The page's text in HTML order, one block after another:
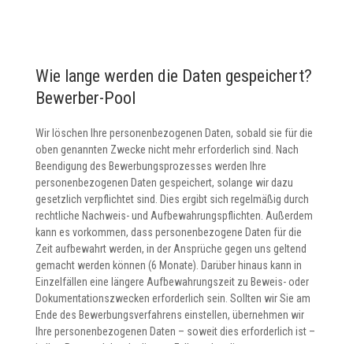
Wie lange werden die Daten gespeichert?
Bewerber-Pool
Wir löschen Ihre personenbezogenen Daten, sobald sie für die
oben genannten Zwecke nicht mehr erforderlich sind. Nach
Beendigung des Bewerbungsprozesses werden Ihre
personenbezogenen Daten gespeichert, solange wir dazu
gesetzlich verpflichtet sind. Dies ergibt sich regelmäßig durch
rechtliche Nachweis- und Aufbewahrungspflichten. Außerdem
kann es vorkommen, dass personenbezogene Daten für die
Zeit aufbewahrt werden, in der Ansprüche gegen uns geltend
gemacht werden können (6 Monate). Darüber hinaus kann in
Einzelfällen eine längere Aufbewahrungszeit zu Beweis- oder
Dokumentationszwecken erforderlich sein. Sollten wir Sie am
Ende des Bewerbungsverfahrens einstellen, übernehmen wir
Ihre personenbezogenen Daten – soweit dies erforderlich ist –